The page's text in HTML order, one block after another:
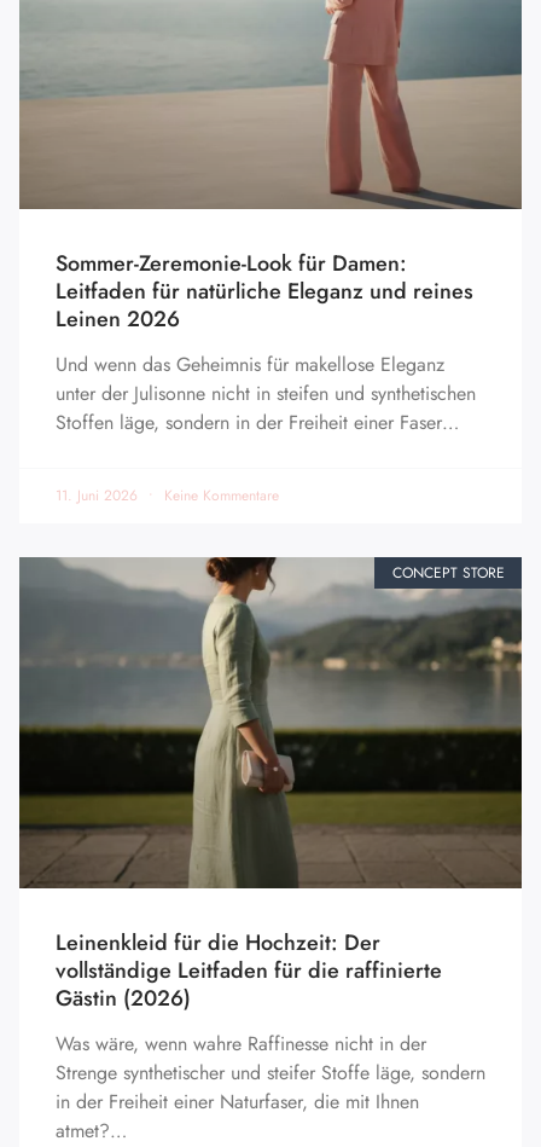
Sommer-Zeremonie-Look für Damen:
Leitfaden für natürliche Eleganz und reines
Leinen 2026
Und wenn das Geheimnis für makellose Eleganz
unter der Julisonne nicht in steifen und synthetischen
Stoffen läge, sondern in der Freiheit einer Faser…
11. Juni 2026 Keine Kommentare
CONCEPT STORE
Leinenkleid für die Hochzeit: Der
vollständige Leitfaden für die raffinierte
Gästin (2026)
Was wäre, wenn wahre Raffinesse nicht in der
Strenge synthetischer und steifer Stoffe läge, sondern
in der Freiheit einer Naturfaser, die mit Ihnen
atmet?…